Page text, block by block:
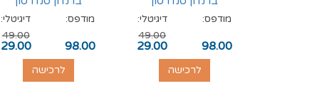
מודפס:
98.00
דיגיטלי:
49.00
29.00
לרכישה
מודפס:
98.00
דיגיטלי:
49.00
29.00
לרכישה